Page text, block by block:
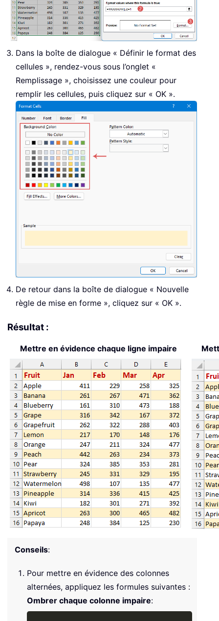
Dans la boîte de dialogue « Définir le format des
cellules », rendez-vous sous l’onglet «
Remplissage », choisissez une couleur pour
remplir les cellules, puis cliquez sur « OK ».
De retour dans la boîte de dialogue « Nouvelle
règle de mise en forme », cliquez sur « OK ».
Résultat :
Mettre en évidence chaque ligne impaire
Conseils:
Pour mettre en évidence des colonnes
alternées, appliquez les formules suivantes :
Ombrer chaque colonne impaire: